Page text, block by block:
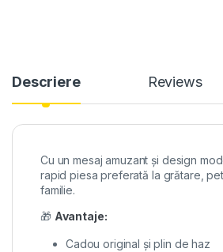
Descriere Reviews
Cu un mesaj amuzant și design
rapid piesa preferată la grătare,
familie.
🎁 Avantaje:
Cadou original și plin de haz